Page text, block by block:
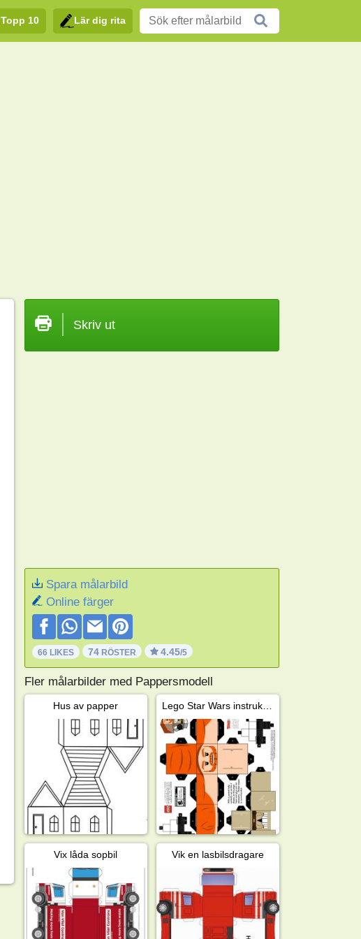
Topp 10 Lär dig rita
Skriv ut
Spara målarbild
Online färger
66 LIKES 74RÖSTER 4.45/5
Fler målarbilder med Pappersmodell
Hus av papper Lego Star Wars instruktioner
Vix låda sopbil Vik en lasbilsdragare